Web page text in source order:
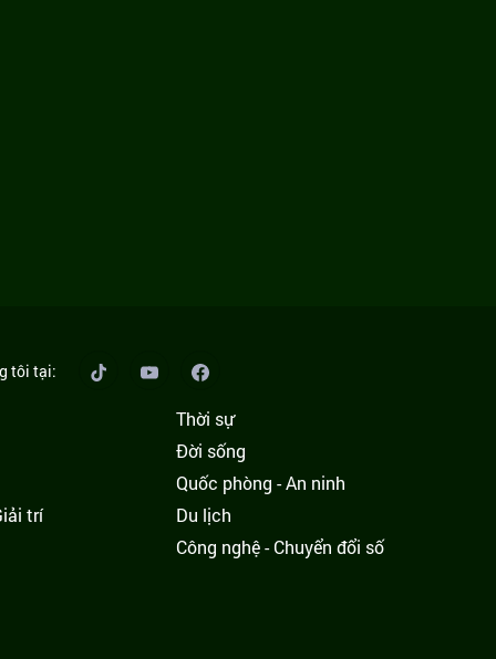
tôi tại:
Thời sự
Đời sống
Quốc phòng - An ninh
trí
Du lịch
Công nghệ - Chuyển đổi số